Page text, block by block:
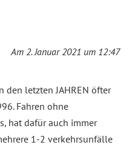
Am 2. Januar 2021 um 12:47
den letzten JAHREN öfter
Fahren ohne
hat dafür auch immer
1-2 verkehrsunfälle